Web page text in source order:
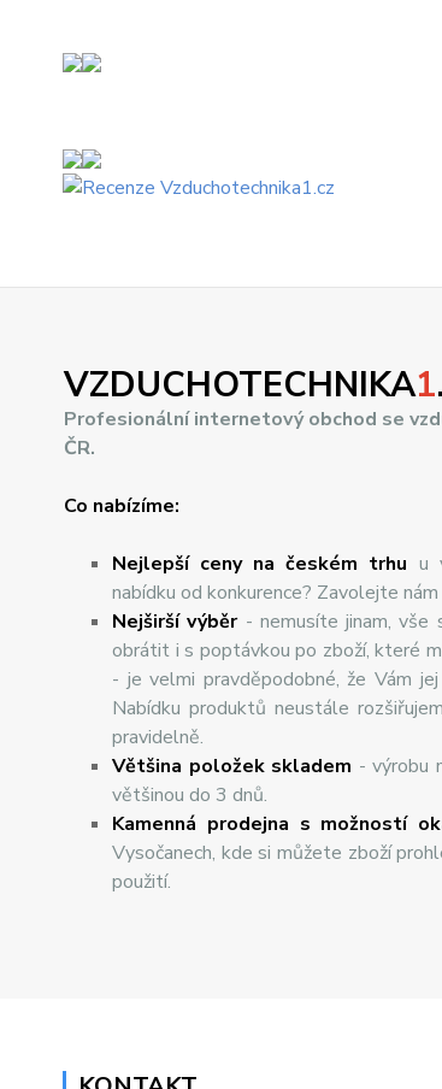
VZDUCHOTECHNIKA1
Profesionální internetový obchod se
ČR.
Co nabízíme:
Nejlepší ceny na českém trhu u
nabídku od konkurence? Zavolejte
Nejširšívýběr- nemusíte jinam, vše
obrátit i s poptávkou po zboží, které
- je velmi pravděpodobné, že Vám
Nabídku produktů neustále
pravidelně.
Většina položek skladem - výrobu
většinou do 3 dnů.
Kamenná prodejna s možností
Vysočanech, kde si můžete zboží
použití.